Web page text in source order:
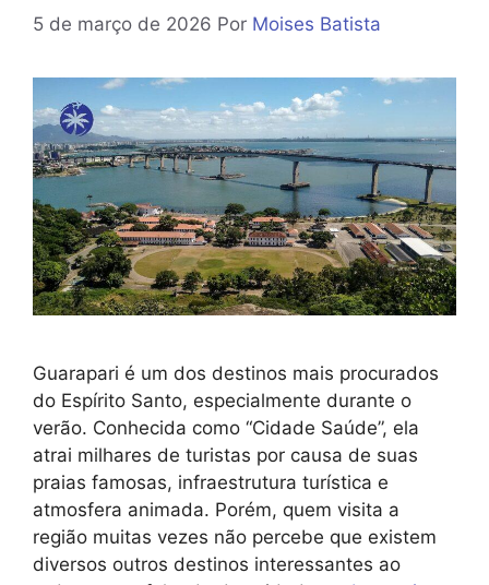
5 de março de 2026 Por Moises Batista
Guarapari é um dos destinos mais procurados
do Espírito Santo, especialmente durante o
verão. Conhecida como “Cidade Saúde”, ela
atrai milhares de turistas por causa de suas
praias famosas, infraestrutura turística e
atmosfera animada. Porém, quem visita a
região muitas vezes não percebe que existem
diversos outros destinos interessantes ao